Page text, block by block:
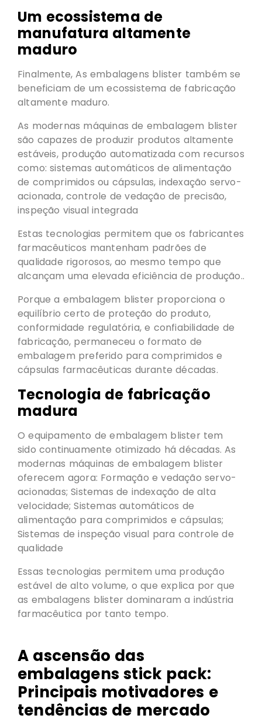
Um ecossistema de
manufatura altamente
maduro
Finalmente, As embalagens blister também se
beneficiam de um ecossistema de fabricação
altamente maduro.
As modernas máquinas de embalagem blister
são capazes de produzir produtos altamente
estáveis, produção automatizada com recursos
como: sistemas automáticos de alimentação
de comprimidos ou cápsulas, indexação servo-
acionada, controle de vedação de precisão,
inspeção visual integrada
Estas tecnologias permitem que os fabricantes
farmacêuticos mantenham padrões de
qualidade rigorosos, ao mesmo tempo que
alcançam uma elevada eficiência de produção..
Porque a embalagem blister proporciona o
equilíbrio certo de proteção do produto,
conformidade regulatória, e confiabilidade de
fabricação, permaneceu o formato de
embalagem preferido para comprimidos e
cápsulas farmacêuticas durante décadas.
Tecnologia de fabricação
madura
O equipamento de embalagem blister tem
sido continuamente otimizado há décadas. As
modernas máquinas de embalagem blister
oferecem agora: Formação e vedação servo-
acionadas; Sistemas de indexação de alta
velocidade; Sistemas automáticos de
alimentação para comprimidos e cápsulas;
Sistemas de inspeção visual para controle de
qualidade
Essas tecnologias permitem uma produção
estável de alto volume, o que explica por que
as embalagens blister dominaram a indústria
farmacêutica por tanto tempo.
A ascensão das
embalagens stick pack:
Principais motivadores e
tendências de mercado